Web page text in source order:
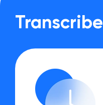
Transcribe